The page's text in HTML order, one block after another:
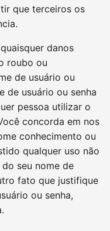
que terceiros os
danos
roubo ou
de usuário ou
de usuário ou senha
pessoa utilizar o
concorda em nos
conhecimento ou
qualquer uso não
seu nome de
fato que justifique
ou senha,